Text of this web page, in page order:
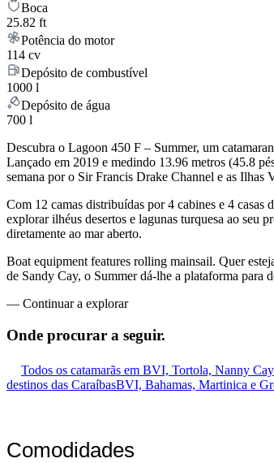
Boca
25.82 ft
Potência do motor
114 cv
Depósito de combustível
1000 l
Depósito de água
700 l
Descubra o Lagoon 450 F – Summer, um
Lançado em 2019 e medindo 13.96 metros (45.8
semana por o Sir Francis Drake Channel e as Ilhas
Com 12 camas distribuídas por 4 cabines e 4
explorar ilhéus desertos e lagunas turquesa ao seu
diretamente ao mar aberto.
Boat equipment features rolling mainsail. Quer
de Sandy Cay, o Summer dá-lhe a plataforma para
— Continuar a explorar
Onde procurar a seguir.
Todos os catamarãs em BVI, Tortola, Nanny
destinos das CaraíbasBVI, Bahamas, Martinica e
Comodidades